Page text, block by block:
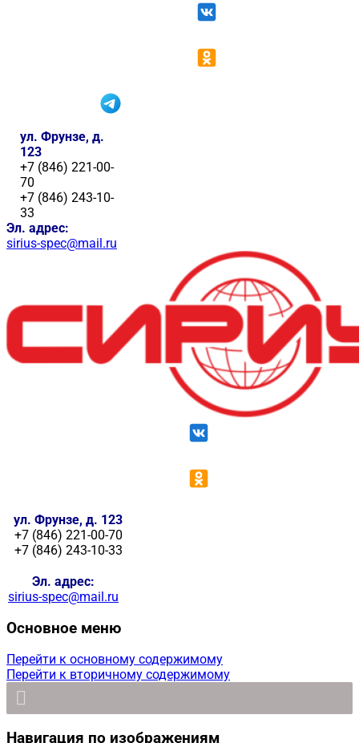
ул. Фрунзе, д.
123
+7 (846) 221-00-
70
+7 (846) 243-10-
33
Эл. адрес:
sirius-spec@mail.ru
ул. Фрунзе, д. 123
+7 (846) 221-00-70
+7 (846) 243-10-33
Эл. адрес:
sirius-spec@mail.ru
Основное меню
Перейти к основному содержимому
Перейти к вторичному содержимому
Навигация по изображениям